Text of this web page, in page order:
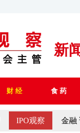
新
财 经 食 药
IPO观察 金融